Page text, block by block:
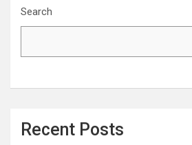
Search
Recent Posts